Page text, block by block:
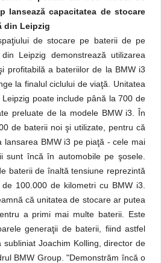
lansează capacitatea de stocare
din Leipzig
de stocare pe baterii de pe
Leipzig demonstrează utilizarea
profitabilă a bateriilor de la BMW i3
la finalul ciclului de viaţă. Unitatea
poate include până la 700 de
preluate de la modele BMW i3. În
de baterii noi şi utilizate, pentru că
lansarea BMW i3 pe piaţă - cele mai
sunt încă în automobile pe şosele.
baterii de înaltă tensiune reprezintă
100.000 de kilometri cu BMW i3.
că unitatea de stocare ar putea
a primi mai multe baterii. Este
generaţii de baterii, fiind astfel
Joachim Kolling, director de
BMW Group. "Demonstrăm încă o